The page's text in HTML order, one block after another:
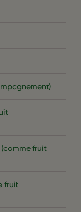
fruit
fruit